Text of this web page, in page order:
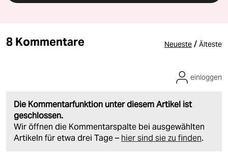
8 Kommentare Neueste / Älteste
Die Kommentarfunktion unter diesem Artikel ist
geschlossen.
Wir öffnen die Kommentarspalte bei ausgewählten
Artikeln für etwa drei Tage – hier sind sie zu finden.
einloggen